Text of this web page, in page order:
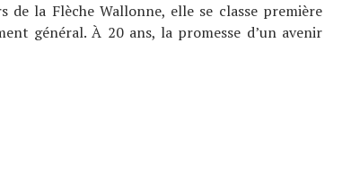
la Flèche Wallonne, elle se classe première
général. À 20 ans, la promesse d’un avenir